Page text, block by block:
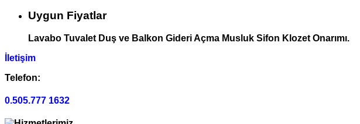
Uygun Fiyatlar
Lavabo Tuvalet Duş ve Balkon Gideri Açma Musluk Sifon Klozet Onarımı.
İletişim
Telefon:
0.505.777 1632